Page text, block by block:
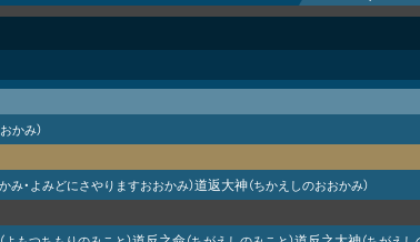
かみ）
み・よみどにさやりますおおかみ）道返大神（ちかえしのおおかみ）